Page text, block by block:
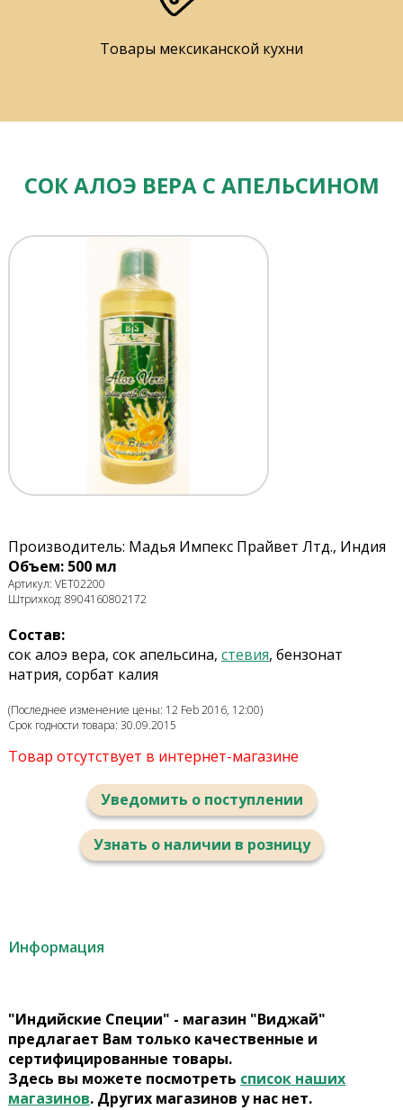
Товары мексиканской кухни
СОК АЛОЭ ВЕРА С АПЕЛЬСИНОМ
Производитель: Мадья Импекс Прайвет Лтд., Индия
Объем: 500 мл
Артикул: VET02200
Штрихкод: 8904160802172
Состав:
сок алоэ вера, сок апельсина, стевия, бензонат
натрия, сорбат калия
(Последнее изменение цены: 12 Feb 2016, 12:00)
Срок годности товара: 30.09.2015
Товар отсутствует в интернет-магазине
Уведомить о поступлении
Узнать о наличии в розницу
Информация
"Индийские Специи" - магазин "Виджай"
предлагает Вам только качественные и
сертифицированные товары.
Здесь вы можете посмотреть список наших
магазинов. Других магазинов у нас нет.